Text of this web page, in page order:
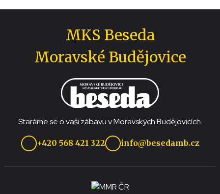
MKS Beseda
Moravské Budějovice
Staráme se o vaši zábavu v Moravských Budějovicích.
+420 568 421 322 info@besedamb.cz